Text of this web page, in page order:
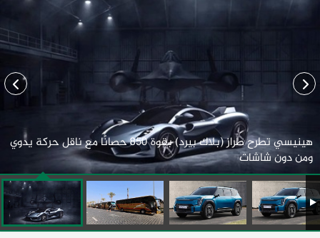
هينيسي تطرح طراز (بلاك بيرد) بقوة 850 حصانًا مع ناقل حركة يدوي
ومن دون شاشات